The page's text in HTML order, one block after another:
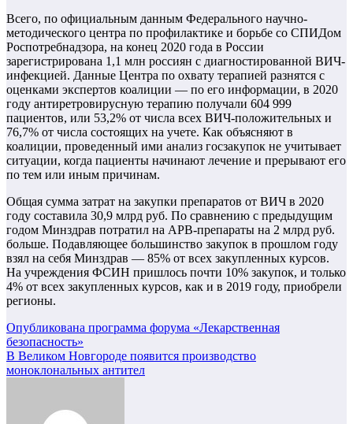
Всего, по официальным данным Федерального научно-
методического центра по профилактике и борьбе со СПИДом
Роспотребнадзора, на конец 2020 года в России
зарегистрирована 1,1 млн россиян с диагностированной ВИЧ-
инфекцией. Данные Центра по охвату терапией разнятся с
оценками экспертов коалиции — по его информации, в 2020
году антиретровирусную терапию получали 604 999
пациентов, или 53,2% от числа всех ВИЧ-положительных и
76,7% от числа состоящих на учете. Как объясняют в
коалиции, проведенный ими анализ госзакупок не учитывает
ситуации, когда пациенты начинают лечение и прерывают его
по тем или иным причинам.
Общая сумма затрат на закупки препаратов от ВИЧ в 2020
году составила 30,9 млрд руб. По сравнению с предыдущим
годом Минздрав потратил на АРВ-препараты на 2 млрд руб.
больше. Подавляющее большинство закупок в прошлом году
взял на себя Минздрав — 85% от всех закупленных курсов.
На учреждения ФСИН пришлось почти 10% закупок, и только
4% от всех закупленных курсов, как и в 2019 году, приобрели
регионы.
Навигация
по
записям
Опубликована программа форума «Лекарственная
безопасность»
В Великом Новгороде появится производство
моноклональных антител